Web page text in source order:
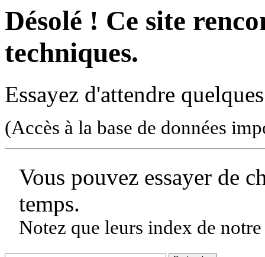
Désolé ! Ce site
techniques.
Essayez d'attendre
(Accès à la base de données
Vous pouvez essayer de
temps.
Notez que leurs index de